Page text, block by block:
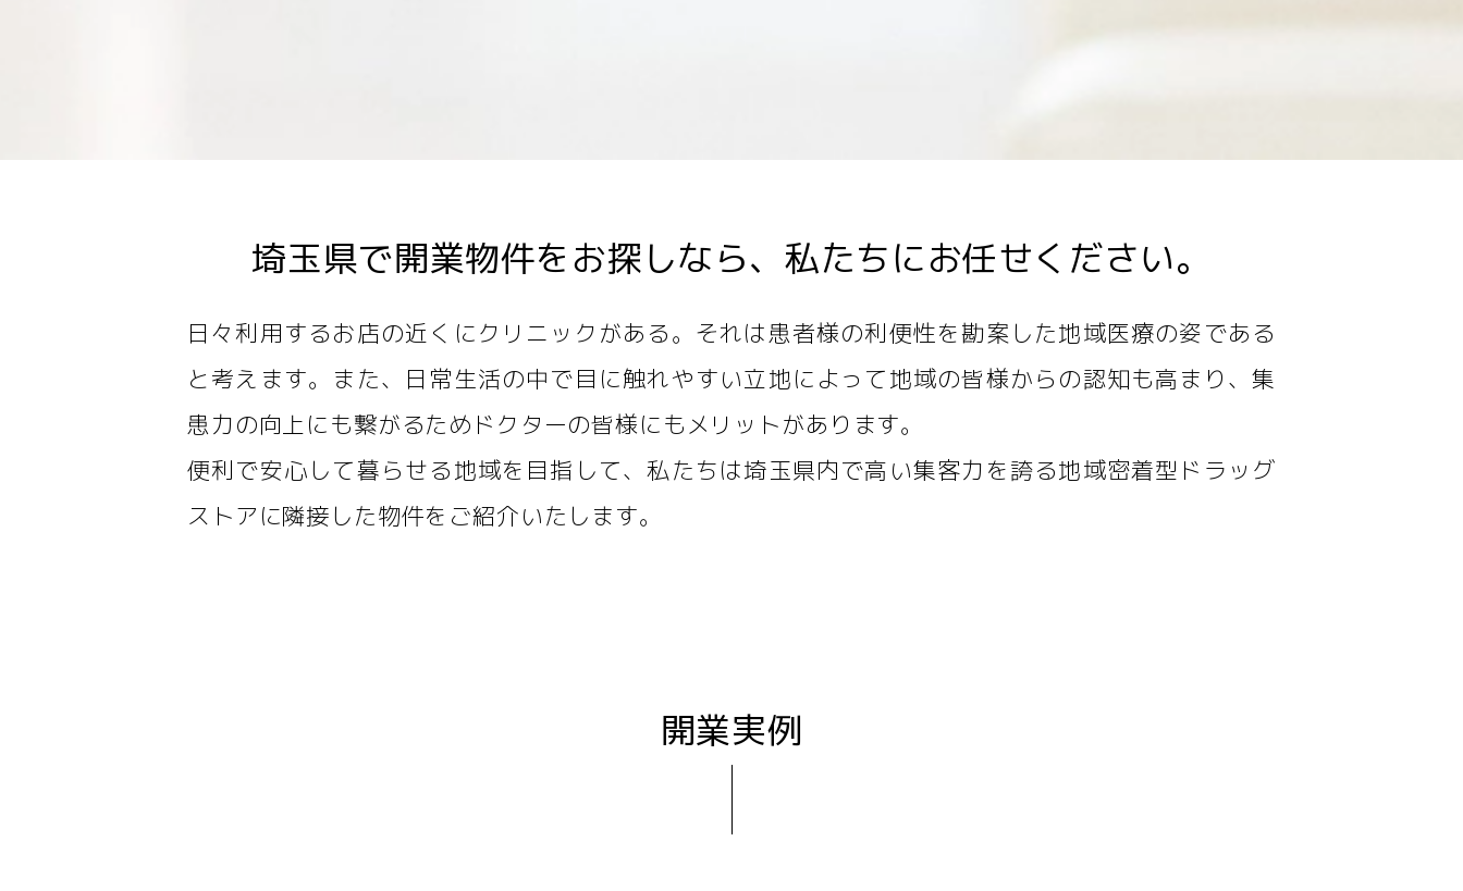
埼玉県で開業物件をお探しなら、 私たちにお任せください。
日々利用するお店の近くにクリニックがある。それは患者様の利便性を勘案した地域医療の姿である
と考えます。また、日常生活の中で目に触れやすい立地によって地域の皆様からの認知も高まり、集
患力の向上にも繋がるためドクターの皆様にもメリットがあります。
便利で安心して暮らせる地域を目指して、私たちは埼玉県内で高い集客力を誇る地域密着型ドラッグ
ストアに隣接した物件をご紹介いたします。
開業実例